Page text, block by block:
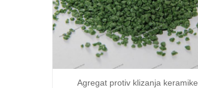
Agregat protiv klizanja keramike